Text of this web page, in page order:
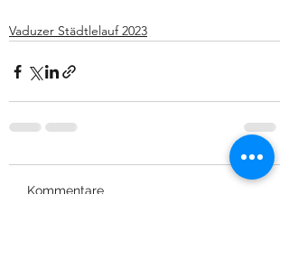
Vaduzer Städtlelauf 2023
Kommentare